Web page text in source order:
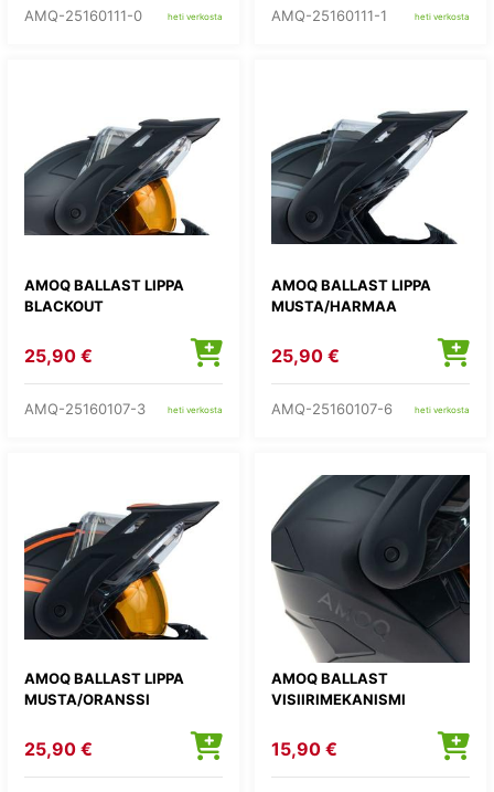
AMQ-25160111-0 heti verkosta AMQ-25160111-1 heti verkosta
AMOQ BALLAST LIPPA
BLACKOUT
25,90 €
AMQ-25160107-3 heti verkosta
AMOQ BALLAST LIPPA
MUSTA/HARMAA
25,90 €
AMQ-25160107-6 heti verkosta
AMOQ BALLAST LIPPA
MUSTA/ORANSSI
25,90 €
AMOQ BALLAST
VISIIRIMEKANISMI
15,90 €